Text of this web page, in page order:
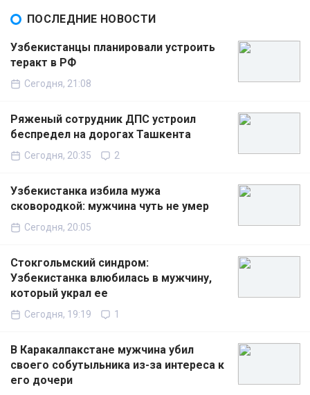
ПОСЛЕДНИЕ НОВОСТИ
Узбекистанцы планировали устроить
теракт в РФ
Сегодня, 21:08
Ряженый сотрудник ДПС устроил
беспредел на дорогах Ташкента
Сегодня, 20:35 2
Узбекистанка избила мужа
сковородкой: мужчина чуть не умер
Сегодня, 20:05
Стокгольмский синдром:
Узбекистанка влюбилась в мужчину,
который украл ее
Сегодня, 19:19 1
В Каракалпакстане мужчина убил
своего собутыльника из-за интереса к
его дочери